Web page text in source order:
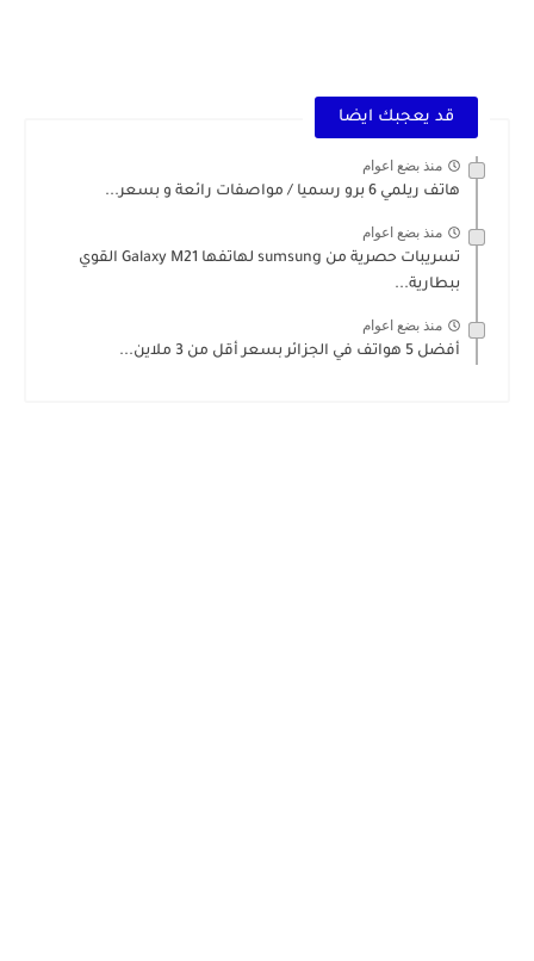
قد يعجبك ايضا
منذ بضع اعوام
هاتف ريلمي 6 برو رسميا / مواصفات رائعة و بسعر...
منذ بضع اعوام
تسريبات حصرية من sumsung لهاتفها Galaxy M21 القوي
ببطارية...
منذ بضع اعوام
أفضل 5 هواتف في الجزائر بسعر أقل من 3 ملاين...